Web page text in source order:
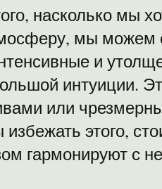
насколько мы
мы можем
и
интуиции.
или
этого,
гармонируют с